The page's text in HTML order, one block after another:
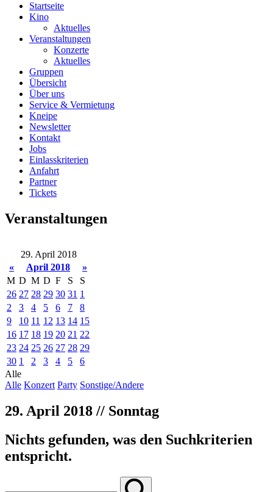
Startseite
Kino
Aktuelles
Veranstaltungen
Konzerte
Aktuelles
Gruppen
Übersicht
Über uns
Service & Vermietung
Kneipe
Newsletter
Kontakt
Jobs
Einlasskriterien
Anfahrt
Partner
Tickets
Veranstaltungen
29. April 2018
«
April 2018
»
M D M D F S
S
26 27 28 29 30 31 1
2
3 4 5 6 7
8
9
10 11 12 13 14 15
16 17 18 19 20 21 22
23 24 25 26 27 28 29
30 1 2 3 4 5
6
Alle
Alle Konzert Party Sonstige/Andere
29. April 2018 // Sonntag
Nichts gefunden, was den Suchkriterien
entspricht.